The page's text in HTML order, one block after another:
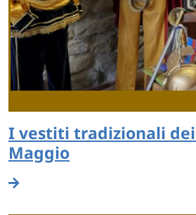
I vestiti tradizionali
Maggio